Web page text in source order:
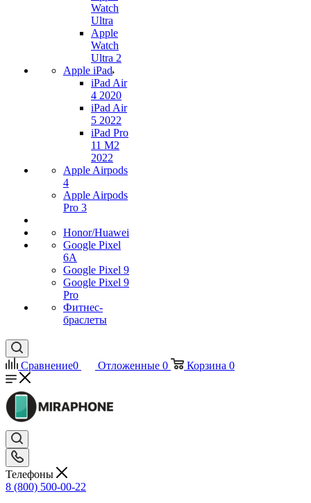
Watch
Ultra
Apple
Watch
Ultra 2
Apple iPad
iPad Air
4 2020
iPad Air
5 2022
iPad Pro
11 M2
2022
Apple Airpods
4
Apple Airpods
Pro 3
Honor/Huawei
Google Pixel
6A
Google Pixel 9
Google Pixel 9
Pro
Фитнес-
браслеты
Сравнение0 Отложенные 0 Корзина 0
Телефоны
8 (800) 500-00-22